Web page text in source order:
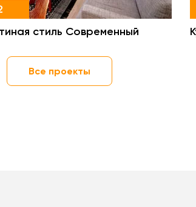
стиль Современный
Все проекты